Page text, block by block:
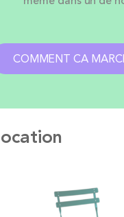
COMMENT CA